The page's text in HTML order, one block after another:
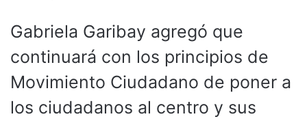
Gabriela Garibay agregó que
continuará con los principios de
Movimiento Ciudadano de poner a
los ciudadanos al centro y sus